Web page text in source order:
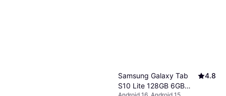
Samsung Galaxy Tab
S10 Lite 128GB 6GB
4.8